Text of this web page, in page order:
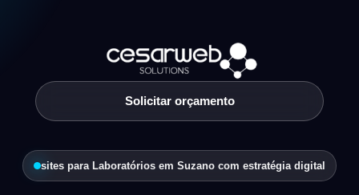
Solicitar orçamento
sites para Laboratórios em Suzano com estratégia digital